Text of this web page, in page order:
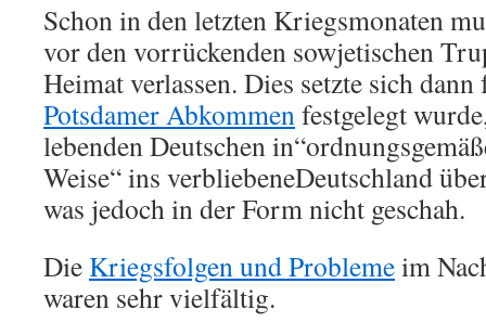
Schon in den letzten Kriegsmonaten
vor den vorrückenden sowjetischen
Heimat verlassen. Dies setzte sich
Potsdamer Abkommenfestgelegt
lebenden Deutschen
Weise“ ins verbliebeneDeutschland
was jedoch in der Form nicht geschah.
Die Kriegsfolgen und Problemeim
waren sehr vielfältig.